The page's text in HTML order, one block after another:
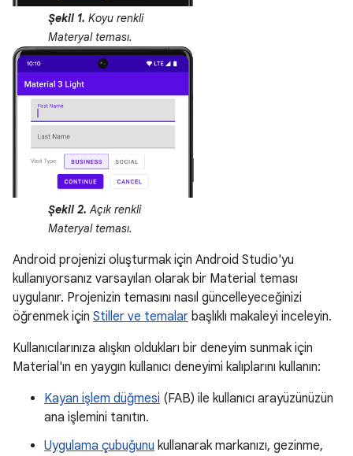
Şekil 1. Koyu renkli
Materyal teması.
Şekil 2. Açık renkli
Materyal teması.
Android projenizi oluşturmak için Android Studio'yu
kullanıyorsanız varsayılan olarak bir Material teması
uygulanır. Projenizin temasını nasıl güncelleyeceğinizi
öğrenmek için Stiller ve temalar başlıklı makaleyi inceleyin.
Kullanıcılarınıza alışkın oldukları bir deneyim sunmak için
Material'ın en yaygın kullanıcı deneyimi kalıplarını kullanın:
Kayan işlem düğmesi (FAB) ile kullanıcı arayüzünüzün
ana işlemini tanıtın.
Uygulama çubuğunu kullanarak markanızı, gezinme,